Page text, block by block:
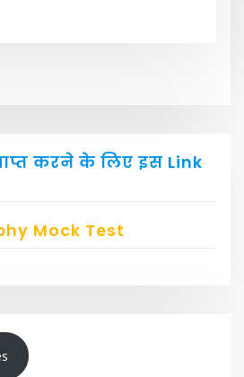
करने के लिए इस Link
Mock Test